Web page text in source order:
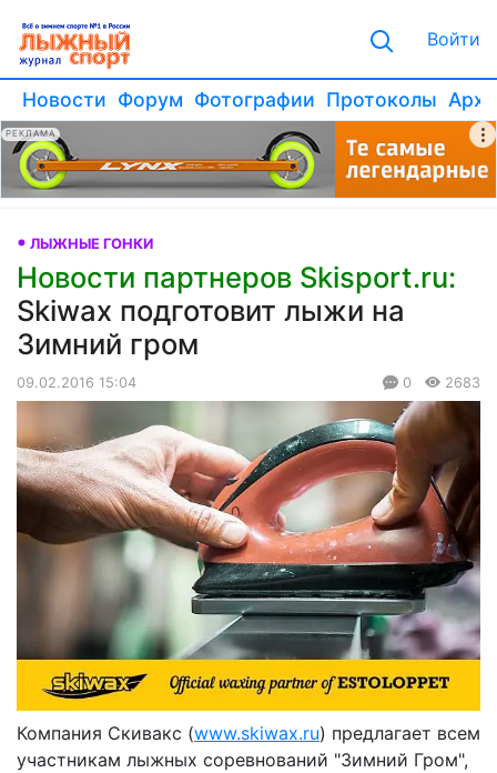
Войти
Новости Форум Фотографии Протоколы
РЕКЛАМА
ЛЫЖНЫЕ ГОНКИ
Новости партнеров Skisport.ru:
Skiwax подготовит лыжи на
Зимний гром
09.02.2016 15:04 0 2683
Компания Скивакс (www.skiwax.ru) предлагает всем
участникам лыжных соревнований "Зимний Гром",